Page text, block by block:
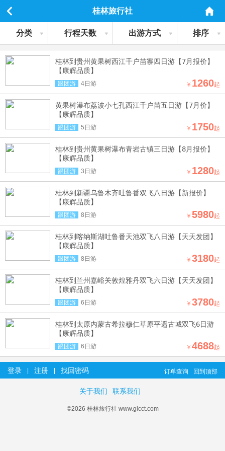
桂林旅行社
分类 行程天数 出游方式 排序
桂林到贵州黄果树西江千户苗寨四日游【7月报价】
【康辉品质】
跟团游 4日游 ￥ 1260起
黄果树瀑布荔波小七孔西江千户苗五日游【7月价】
【康辉品质】
跟团游 5日游 ￥ 1750起
桂林到贵州黄果树瀑布青岩古镇三日游【8月报价】
【康辉品质】
跟团游 3日游 ￥ 1280起
桂林到新疆乌鲁木齐吐鲁番双飞八日游【新报价】
【康辉品质】
跟团游 8日游 ￥ 5980起
桂林到喀纳斯湖吐鲁番天池双飞八日游【天天发团】
【康辉品质】
跟团游 8日游 ￥ 3180起
桂林到兰州嘉峪关敦煌雅丹双飞六日游【天天发团】
【康辉品质】
跟团游 6日游 ￥ 3780起
桂林到太原内蒙古希拉穆仁草原平遥古城双飞6日游
【康辉品质】
跟团游 6日游 ￥ 4688起
登录 注册 找回密码 回到顶部
订单查询
关于我们 联系我们
©2026 桂林旅行社 www.glcct.com